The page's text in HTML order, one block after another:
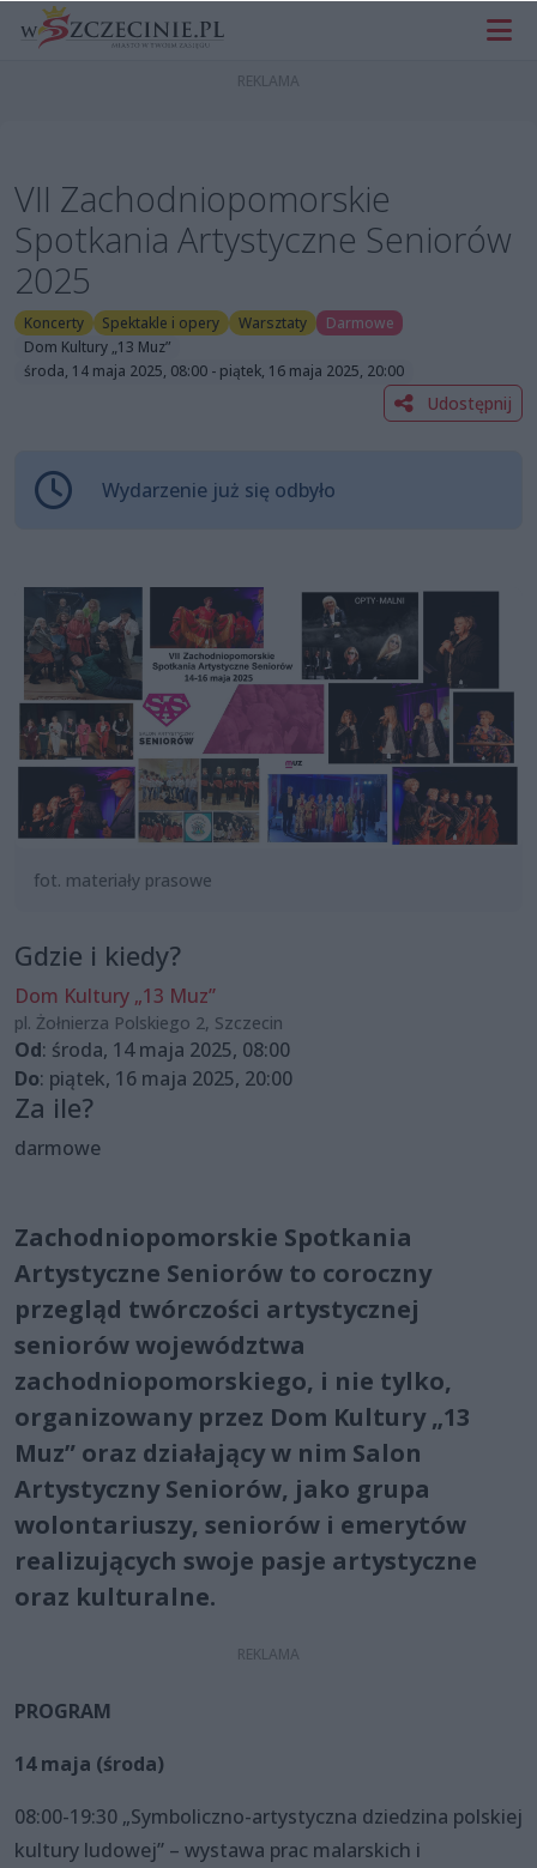
VII Zachodniopomorskie
Spotkania Artystyczne Seniorów
2025
Koncerty Spektakle i opery Warsztaty
Darmowe
Dom Kultury „13 Muz”
środa, 14 maja 2025, 08:00 - piątek, 16 maja 2025, 20:00
Udostępnij
Wydarzenie już się odbyło
fot. materiały prasowe
Gdzie i kiedy?
Dom Kultury „13 Muz”
pl. Żołnierza Polskiego 2, Szczecin
Od: środa, 14 maja 2025, 08:00
Do: piątek, 16 maja 2025, 20:00
Za ile?
darmowe
Zachodniopomorskie Spotkania
Artystyczne Seniorów to coroczny
przegląd twórczości artystycznej
seniorów województwa
zachodniopomorskiego, i nie tylko,
organizowany przez Dom Kultury „13
Muz” oraz działający w nim Salon
Artystyczny Seniorów, jako grupa
wolontariuszy, seniorów i emerytów
realizujących swoje pasje artystyczne
oraz kulturalne.
PROGRAM
14 maja (środa)
08:00-19:30 „Symboliczno-artystyczna dziedzina polskiej
kultury ludowej” – wystawa prac malarskich i